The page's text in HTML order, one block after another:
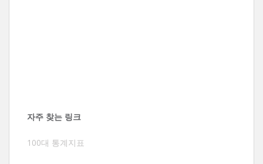
자주 찾는 링크
100대 통계지표